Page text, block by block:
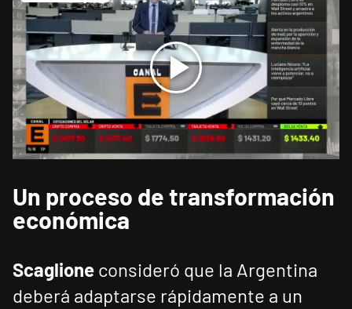
Un proceso de transformación
económica
Scaglione consideró que la Argentina
deberá adaptarse rápidamente a un